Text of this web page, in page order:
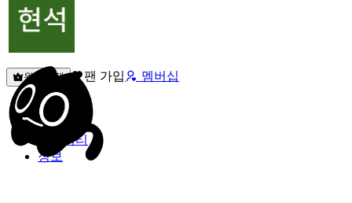
원픽선택 팬 가입 멤버십
밐타운
피드
커뮤니티
정보